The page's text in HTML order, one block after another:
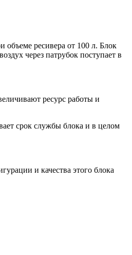
объеме ресивера от 100 л. Блок
через патрубок поступает в
ресурс работы и
срок службы блока и в целом
и качества этого блока